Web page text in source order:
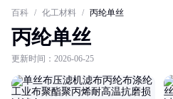
百科 / 化工材料 / 丙纶单丝
丙纶单丝
更新时间：2026-06-25